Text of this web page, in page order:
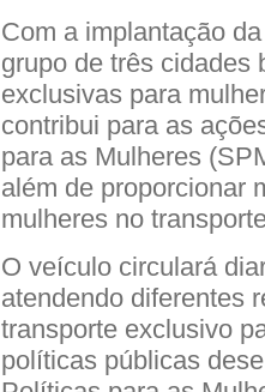
Com a implantação
grupo de três cidades
exclusivas para
contribui para as
para as Mulheres
além de proporcionar
mulheres no
O veículo circulará
atendendo diferentes
transporte exclusivo
políticas públicas